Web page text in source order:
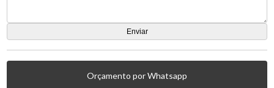
Orçamento por Whatsapp